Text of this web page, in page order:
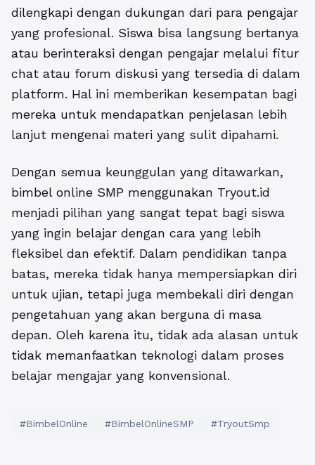
dilengkapi dengan dukungan dari para pengajar
yang profesional. Siswa bisa langsung bertanya
atau berinteraksi dengan pengajar melalui fitur
chat atau forum diskusi yang tersedia di dalam
platform. Hal ini memberikan kesempatan bagi
mereka untuk mendapatkan penjelasan lebih
lanjut mengenai materi yang sulit dipahami.
Dengan semua keunggulan yang ditawarkan,
bimbel online SMP menggunakan Tryout.id
menjadi pilihan yang sangat tepat bagi siswa
yang ingin belajar dengan cara yang lebih
fleksibel dan efektif. Dalam pendidikan tanpa
batas, mereka tidak hanya mempersiapkan diri
untuk ujian, tetapi juga membekali diri dengan
pengetahuan yang akan berguna di masa
depan. Oleh karena itu, tidak ada alasan untuk
tidak memanfaatkan teknologi dalam proses
belajar mengajar yang konvensional.
#BimbelOnline #BimbelOnlineSMP #TryoutSmp